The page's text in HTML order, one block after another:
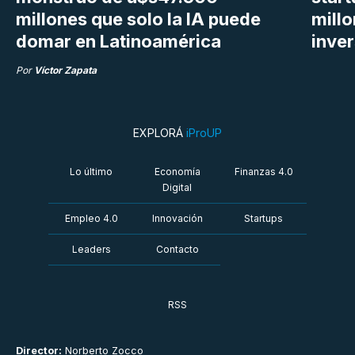
millones que solo la IA puede
domar en Latinoamérica
Por Víctor Zapata
Director: Norberto Zocco
EXPLORÁ iProUP
Lo último
Economía
Digital
Finanzas 4.0
Empleo 4.0 Innovación Startups
Leaders Contacto
RSS